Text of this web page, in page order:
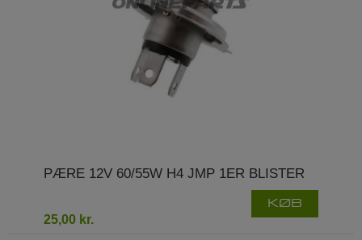
PÆRE 12V 60/55W H4 JMP 1ER BLISTER
25,00 kr.
KØB